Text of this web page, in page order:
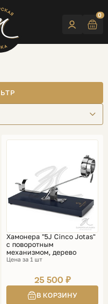
0
Хамонера "5J Cinco Jotas"
с поворотным
механизмом, дерево
Цена за 1 шт
25 500 ₽